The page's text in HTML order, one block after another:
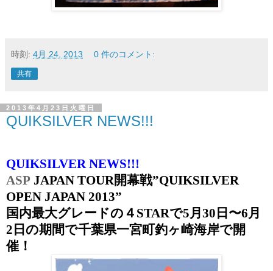
時刻: 4月 24, 2013 0 件のコメント:
共有
2013年4月23日火曜日
QUIKSILVER NEWS!!!
QUIKSILVER NEWS!!!
ASP JAPAN TOUR開幕戦”QUIKSILVER
OPEN JAPAN 2013”
国内最大グレードの４ STARで5月 30 日〜6月
2 日の期間で千葉県一宮町釣ヶ崎海岸で開
催！